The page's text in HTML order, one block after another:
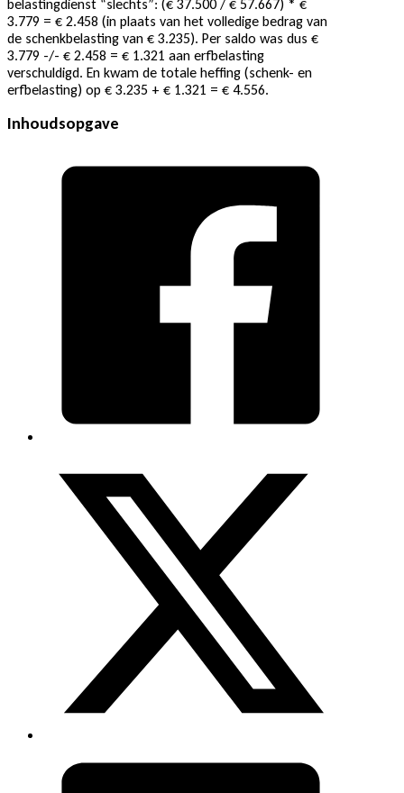
belastingdienst “slechts”: (€ 37.500 / € 57.667) * €
3.779 = € 2.458 (in plaats van het volledige bedrag van
de schenkbelasting van € 3.235). Per saldo was dus €
3.779 -/- € 2.458 = € 1.321 aan erfbelasting
verschuldigd. En kwam de totale heffing (schenk- en
erfbelasting) op € 3.235 + € 1.321 = € 4.556.
Inhoudsopgave